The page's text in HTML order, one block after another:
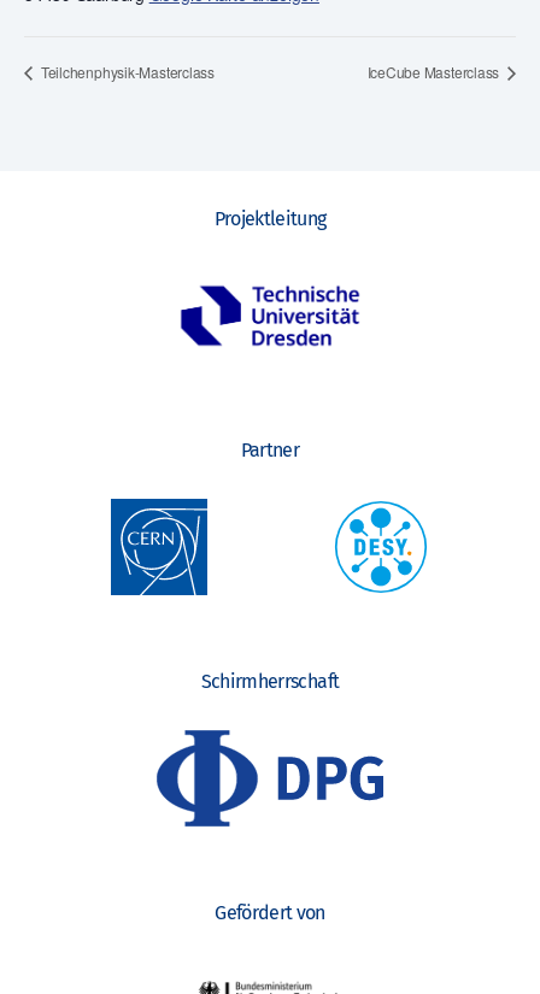
Teilchenphysik-Masterclass IceCube Masterclass
Projektleitung
Partner
Schirmherrschaft
Gefördert von